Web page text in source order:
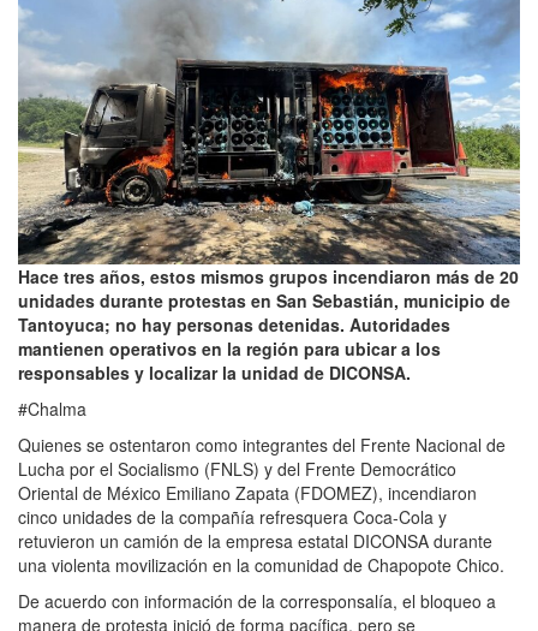
Hace tres años, estos mismos grupos incendiaron más de 20
unidades durante protestas en San Sebastián, municipio de
Tantoyuca; no hay personas detenidas. Autoridades
mantienen operativos en la región para ubicar a los
responsables y localizar la unidad de DICONSA.
#Chalma
Quienes se ostentaron como integrantes del Frente Nacional de
Lucha por el Socialismo (FNLS) y del Frente Democrático
Oriental de México Emiliano Zapata (FDOMEZ), incendiaron
cinco unidades de la compañía refresquera Coca-Cola y
retuvieron un camión de la empresa estatal DICONSA durante
una violenta movilización en la comunidad de Chapopote Chico.
De acuerdo con información de la corresponsalía, el bloqueo a
manera de protesta inició de forma pacífica, pero se